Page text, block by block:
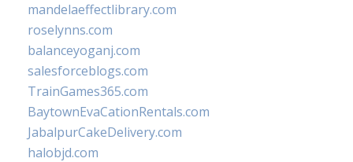
mandelaeffectlibrary.com
roselynns.com
balanceyoganj.com
salesforceblogs.com
TrainGames365.com
BaytownEvaCationRentals.com
JabalpurCakeDelivery.com
halobjd.com